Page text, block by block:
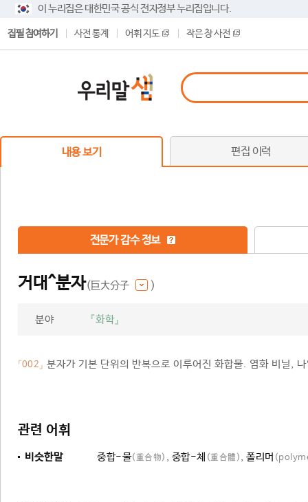
이 누리집은 대한민국 공식 전자정부 누리집입니다.
집필 참여하기 사전 통계 어휘 지도 작은 창 사전
내용 보기 편집 이력
전문가 감수 정보
거대^분자(巨大分子 )
분야 『화학』
「002」 분자가 기본 단위의 반복으로 이루어진 화합물. 염화 비닐,
관련 어휘
비슷한말 중합-물(重合物) , 중합-체 (重合體) , 폴리머